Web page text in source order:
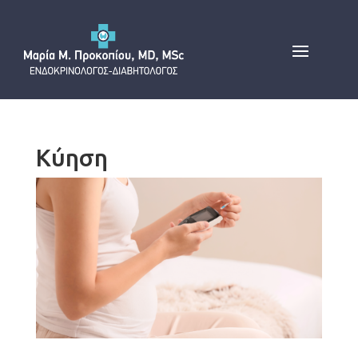
Κύηση